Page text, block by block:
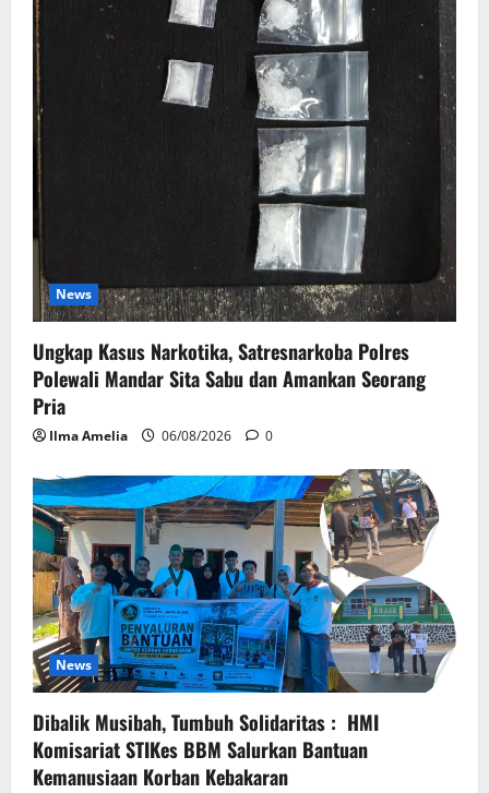
News
Ungkap Kasus Narkotika, Satresnarkoba Polres
Polewali Mandar Sita Sabu dan Amankan Seorang
Pria
Ilma Amelia 06/08/2026 0
News
Dibalik Musibah, Tumbuh Solidaritas : HMI
Komisariat STIKes BBM Salurkan Bantuan
Kemanusiaan Korban Kebakaran